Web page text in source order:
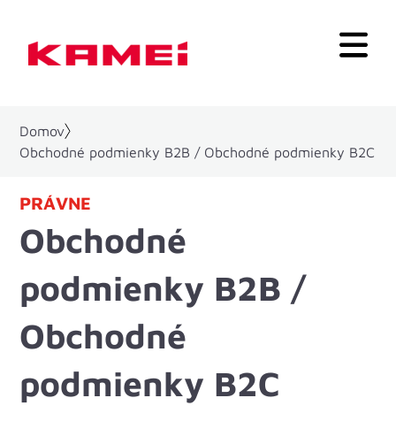
Domov
Obchodné podmienky B2B / Obchodné podmienky B2C
PRÁVNE
Obchodné
podmienky B2B /
Obchodné
podmienky B2C